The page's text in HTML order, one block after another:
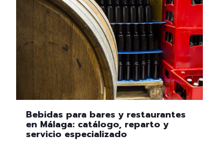
Bebidas para bares y restaurantes
en Málaga: catálogo, reparto y
servicio especializado